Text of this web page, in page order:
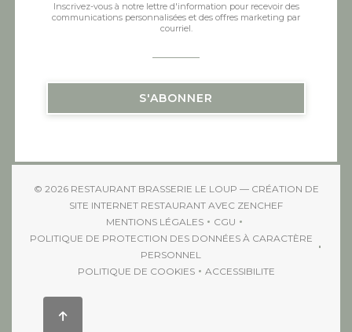
Inscrivez-vous à notre lettre d'information pour recevoir des
communications personnalisées et des offres marketing par
courriel.
S'ABONNER
© 2026 RESTAURANT BRASSERIE LE LOUP — CRÉATION DE
SITE INTERNET RESTAURANT AVEC ZENCHEF((OUVRE UNE
MENTIONS LÉGALES
((OUVRE UNE NOUVELLE FENÊTRE))
CGU
((OUVRE UNE NOUVELLE
POLITIQUE DE PROTECTION DES DONNÉES À CARACTÈRE
PERSONNEL((OUVRE UNE NOUVELLE FENÊTRE))
POLITIQUE DE COOKIES
((OUVRE UNE NOUVELLE FENÊTRE))
ACCESSIBILITE
((OUVRE UNE